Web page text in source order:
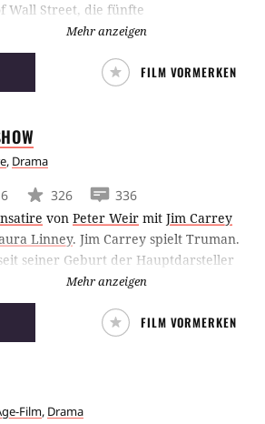
Wall Street, die fünfte
von Martin Scorsese und
DiCaprio, erzählt vom Börsenmakler
Belfort, den Geldgier und Größenwahn
Mehr anzeigen
FILM VORMERKEN
, Drama
326
336
von Peter Weir mit Jim Carrey
Linney. Jim Carrey spielt Truman.
seiner Geburt der Hauptdarsteller
Reality-Sendung Die
Show, die realer nicht sein könnte.
darf der Star aber nichts wissen.
Mehr anzeigen
FILM VORMERKEN
Film, Drama